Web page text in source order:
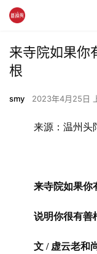
来寺院如果你
根
smy 2023年4月25日
来源：温州头
来寺院如果你
说明你很有善
文 / 虚云老和